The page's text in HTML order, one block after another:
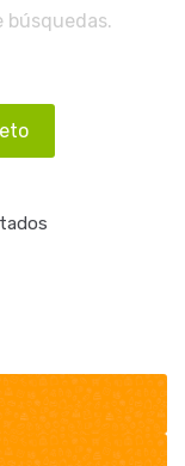
búsquedas.